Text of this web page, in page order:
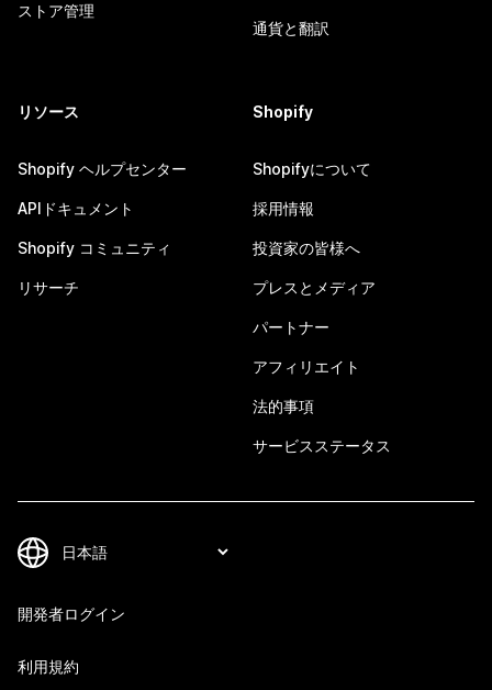
ストア管理
通貨と翻訳
リソース
Shopify ヘルプセンター
APIドキュメント
Shopify コミュニティ
リサーチ
Shopify
Shopifyについて
採用情報
投資家の皆様へ
プレスとメディア
パートナー
アフィリエイト
法的事項
サービスステータス
開発者ログイン
利用規約